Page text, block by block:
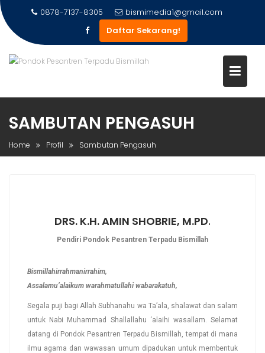
0878-7137-8305
bismimedia1@gmail.com
Daftar Sekarang!
SAMBUTAN PENGASUH
Home Profil Sambutan Pengasuh
DRS. K.H. AMIN SHOBRIE, M.PD.
Pendiri Pondok Pesantren Terpadu Bismillah
Bismillahirrahmanirrahim,
Assalamu’alaikum warahmatullahi wabarakatuh,
Segala puji bagi Allah Subhanahu wa Ta’ala, shalawat dan salam
untuk Nabi Muhammad Shallallahu ‘alaihi wasallam. Selamat
datang di Pondok Pesantren Terpadu Bismillah, tempat di mana
ilmu agama dan wawasan umum dipadukan untuk membentuk